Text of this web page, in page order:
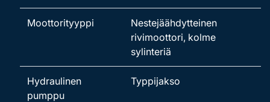
Moottorityyppi
Nestejäähdytteinen
rivimoottori, kolme
sylinteriä
Hydraulinen
pumppu
Typpijakso